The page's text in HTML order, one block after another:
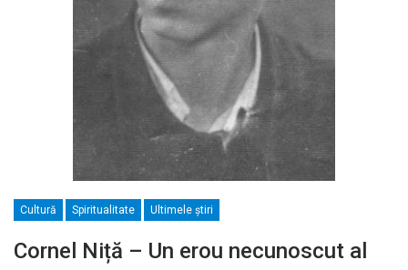
Cultură Spiritualitate Ultimele ştiri
Cornel Niță – Un erou necunoscut al